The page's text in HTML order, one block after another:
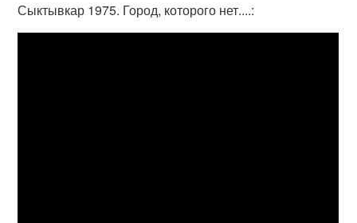
Сыктывкар 1975. Город, которого нет....: